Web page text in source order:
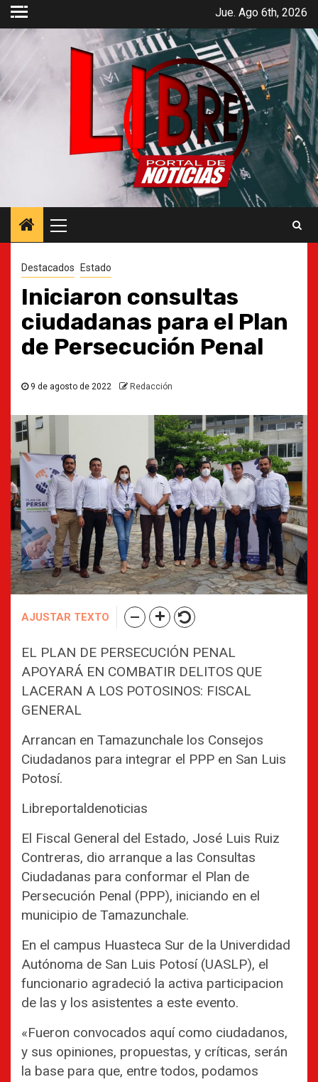
Saltar
contenido
Jue. Ago 6th, 2026
principal
Destacados Estado
Iniciaron consultas
ciudadanas para el Plan
de Persecución Penal
9 de agosto de 2022 Redacción
AJUSTAR TEXTO
EL PLAN DE PERSECUCIÓN PENAL
APOYARÁ EN COMBATIR DELITOS QUE
LACERAN A LOS POTOSINOS: FISCAL
GENERAL
Arrancan en Tamazunchale los Consejos
Ciudadanos para integrar el PPP en San Luis
Potosí.
Libreportaldenoticias
El Fiscal General del Estado, José Luis Ruiz
Contreras, dio arranque a las Consultas
Ciudadanas para conformar el Plan de
Persecución Penal (PPP), iniciando en el
municipio de Tamazunchale.
En el campus Huasteca Sur de la Univerdidad
Autónoma de San Luis Potosí (UASLP), el
funcionario agradeció la activa participacion
de las y los asistentes a este evento.
«Fueron convocados aquí como ciudadanos,
y sus opiniones, propuestas, y críticas, serán
la base para que, entre todos, podamos